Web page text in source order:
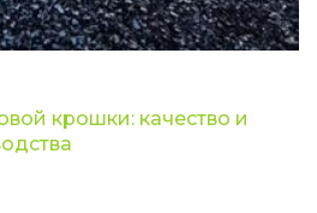
крошки: качество и